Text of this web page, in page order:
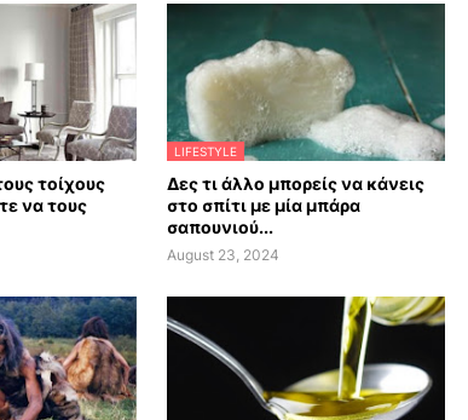
τοίχους
να τους
LIFESTYLE
Δες τι άλλο μπορείς να κάνεις
στο σπίτι με μία μπάρα
σαπουνιού...
August 23, 2024